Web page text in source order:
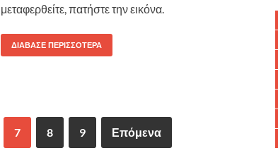
μεταφερθείτε, πατήστε την εικόνα.
ΔΙΆΒΑΣΕ ΠΕΡΙΣΣΌΤΕΡΑ
7 8 9 Επόμενα